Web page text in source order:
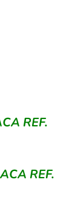
REF.
REF.